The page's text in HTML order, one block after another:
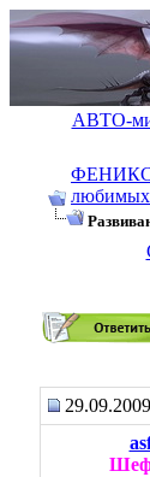
АВТО-
ФЕНИКС: